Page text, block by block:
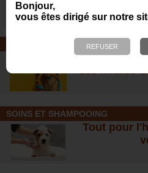
Bonjour,
vous êtes dirigé sur notre
21,60 €
JOUETS EN CORDE
De
des heures
SOINS ET SHAMPOOING
Tout pour